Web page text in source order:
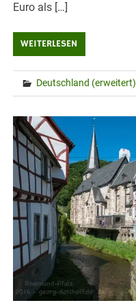
Euro als […]
WEITERLESEN
Deutschland (erweitert)